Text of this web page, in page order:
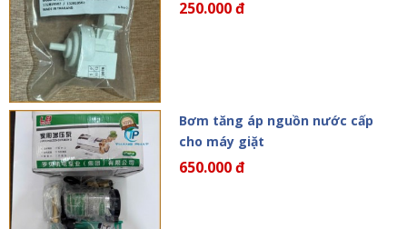
250.000 đ
Bơm tăng áp nguồn nước cấp
cho máy giặt
650.000 đ